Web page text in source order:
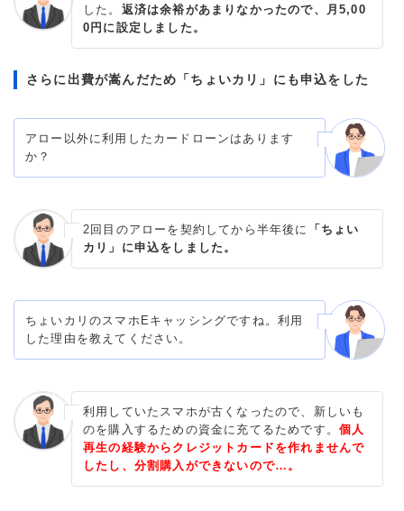
した。 返済は余裕があまりなかったので、月5,00
0円に設定しました。
さらに出費が嵩んだため「ちょいカリ」にも申込をした
アロー以外に利用したカードローンはあります
か？
2回目のアローを契約してから半年後に
「ちょい
カリ」に申込をしました。
ちょいカリのスマホEキャッシングですね。利用
した理由を教えてください。
利用していたスマホが古くなったので、新しいも
のを購入するための資金に充てるためです。 個人
再生の経験からクレジットカードを作れませんで
したし、分割購入ができないので…。